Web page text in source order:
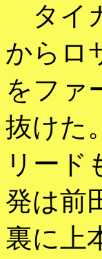
タイ
からロ
をファ
抜けた
リード
発は前
裏に上